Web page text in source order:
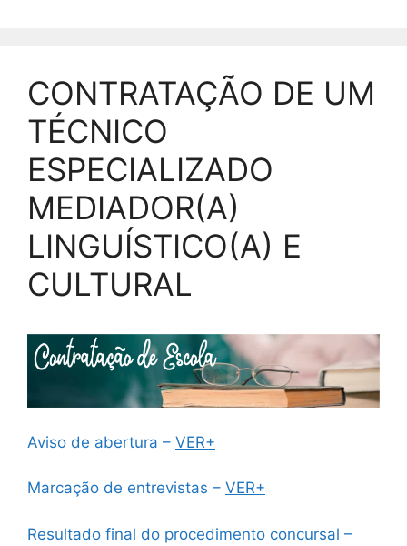
CONTRATAÇÃO DE UM
TÉCNICO
ESPECIALIZADO
MEDIADOR(A)
LINGUÍSTICO(A) E
CULTURAL
Aviso de abertura – VER+
Marcação de entrevistas – VER+
Resultado final do procedimento concursal –